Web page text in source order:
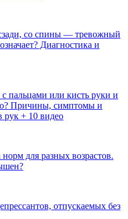
со спины — тревожный
Диагностика и
пальцами или кисть руки и
Причины, симптомы и
рук + 10 видео
для разных возрастов.
отпускаемых без